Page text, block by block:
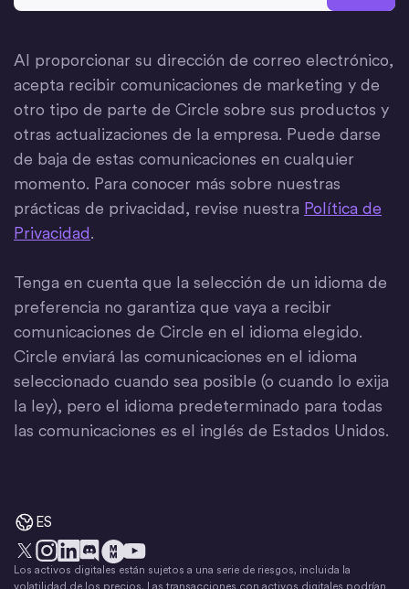
Al proporcionar su dirección de correo electrónico,
acepta recibir comunicaciones de marketing y de
otro tipo de parte de Circle sobre sus productos y
otras actualizaciones de la empresa. Puede darse
de baja de estas comunicaciones en cualquier
momento. Para conocer más sobre nuestras
prácticas de privacidad, revise nuestra Política de
Privacidad.
Tenga en cuenta que la selección de un idioma de
preferencia no garantiza que vaya a recibir
comunicaciones de Circle en el idioma elegido.
Circle enviará las comunicaciones en el idioma
seleccionado cuando sea posible (o cuando lo exija
la ley), pero el idioma predeterminado para todas
las comunicaciones es el inglés de Estados Unidos.
ES
X Instagram
LinkedIn
DiscordEl movimiento del dinero
YouTube
Los activos digitales están sujetos a una serie de riesgos, incluida la
volatilidad de los precios. Las transacciones con activos digitales podrían